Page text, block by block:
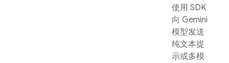
使用 SDK
向 Gemini
模型发送
纯文本提
示或多模